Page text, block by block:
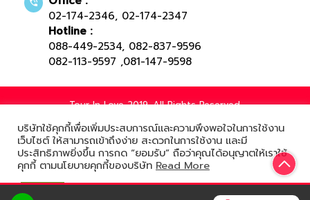
บริษัทใช้คุกกี้เพื่อเพิ่มประสบการณ์และความพึงพอใจในการใช้งาน
เว็บไซต์ ให้สามารถเข้าถึงง่าย สะดวกในการใช้งาน และมี
ประสิทธิภาพยิ่งขึ้น การกด “ยอมรับ” ถือว่าคุณได้อนุญาตให้เราใช้
คุกกี้ ตามนโยบายคุกกี้ของบริษัท Read More
ยอมรับ
02-174-2346, 02-174-2347
Hotline :
088-449-2534, 082-837-9596
082-113-9597 ,081-147-9598
Tour In Love 2019. All Rights Reserved.
Powered by